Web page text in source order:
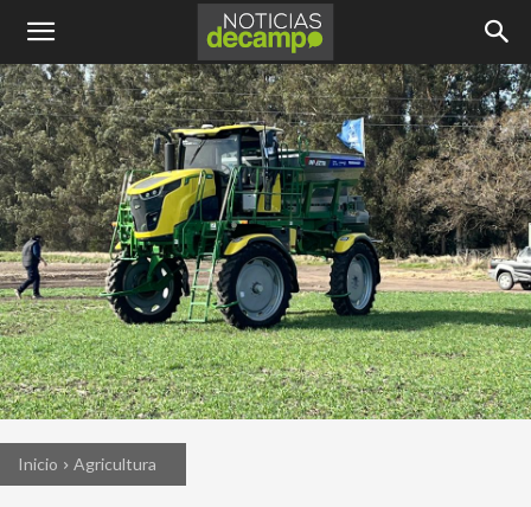
Inicio Agricultura